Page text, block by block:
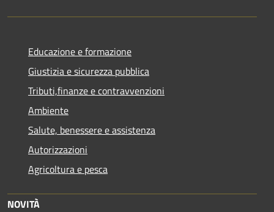
Educazione e formazione
Giustizia e sicurezza pubblica
Tributi,finanze e contravvenzioni
Ambiente
Salute, benessere e assistenza
Autorizzazioni
Agricoltura e pesca
NOVITÀ